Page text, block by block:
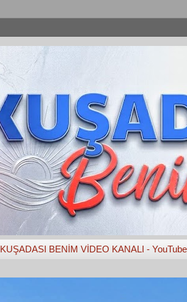
KUŞADASI BENİM VİDEO KANALI - YouTube